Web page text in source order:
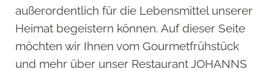
außerordentlich für die Lebensmittel unserer
Heimat begeistern können. Auf dieser Seite
möchten wir Ihnen vom Gourmetfrühstück
und mehr über unser Restaurant JOHANNS